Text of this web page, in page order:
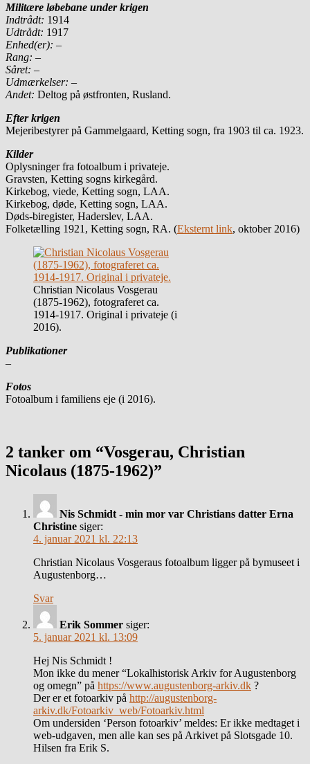
Militære løbebane under krigen
Indtrådt: 1914
Udtrådt: 1917
Enhed(er): –
Rang: –
Såret: –
Udmærkelser: –
Andet: Deltog på østfronten, Rusland.
Efter krigen
Mejeribestyrer på Gammelgaard, Ketting sogn, fra 1903 til ca. 1923.
Kilder
Oplysninger fra fotoalbum i privateje.
Gravsten, Ketting sogns kirkegård.
Kirkebog, viede, Ketting sogn, LAA.
Kirkebog, døde, Ketting sogn, LAA.
Døds-biregister, Haderslev, LAA.
Folketælling 1921, Ketting sogn, RA. (Eksternt link, oktober 2016)
Christian Nicolaus Vosgerau
(1875-1962), fotograferet ca.
1914-1917. Original i privateje (i
2016).
Publikationer
–
Fotos
Fotoalbum i familiens eje (i 2016).
2 tanker om “Vosgerau, Christian
Nicolaus (1875-1962)”
Nis Schmidt - min mor var Christians datter Erna
Christine siger:
4. januar 2021 kl. 22:13
Christian Nicolaus Vosgeraus fotoalbum ligger på bymuseet i
Augustenborg…
Svar
Erik Sommer siger:
5. januar 2021 kl. 13:09
Hej Nis Schmidt !
Mon ikke du mener “Lokalhistorisk Arkiv for Augustenborg
og omegn” på https://www.augustenborg-arkiv.dk ?
Der er et fotoarkiv på http://augustenborg-
arkiv.dk/Fotoarkiv_web/Fotoarkiv.html
Om undersiden ‘Person fotoarkiv’ meldes: Er ikke medtaget i
web-udgaven, men alle kan ses på Arkivet på Slotsgade 10.
Hilsen fra Erik S.